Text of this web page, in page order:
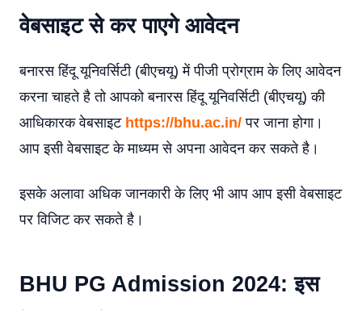
वेबसाइट से कर पाएगे आवेदन
बनारस हिंदू यूनिवर्सिटी (बीएचयू) में पीजी प्रोग्राम के लिए आवेदन
करना चाहते है तो आपको बनारस हिंदू यूनिवर्सिटी (बीएचयू) की
आधिकारक वेबसाइट https://bhu.ac.in/ पर जाना होगा।
आप इसी वेबसाइट के माध्यम से अपना आवेदन कर सकते है।
इसके अलावा अधिक जानकारी के लिए भी आप आप इसी वेबसाइट
पर विजिट कर सकते है।
BHU PG Admission 2024: इस